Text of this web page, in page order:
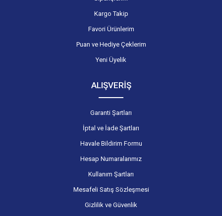
Kargo Takip
Favori Ürünlerim
Puan ve Hediye Çeklerim
Yeni Üyelik
ALIŞVERİŞ
Garanti Şartları
İptal ve İade Şartları
Havale Bildirim Formu
Hesap Numaralarımız
Kullanım Şartları
Mesafeli Satış Sözleşmesi
Gizlilik ve Güvenlik